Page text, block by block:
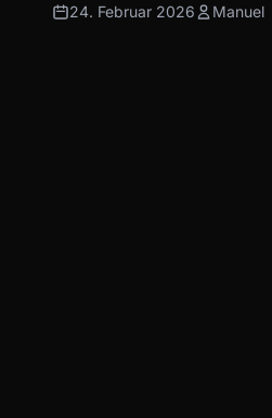
24. Februar 2026 Manuel